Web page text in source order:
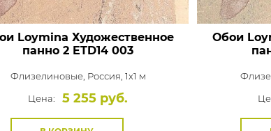
Loymina Художественное
панно 2 ETD14 003
Флизелиновые, Россия, 1x1 м
Цена:
5 255 руб.
Обои